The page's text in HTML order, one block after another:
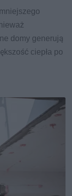
domy generują
ciepła po